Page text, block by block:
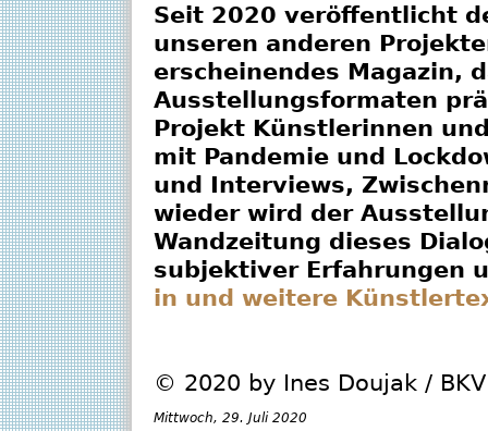
Seit 2020 veröffentlicht
unseren anderen
erscheinendes Magazin,
Ausstellungsformaten
Projekt Künstlerinnen
mit Pandemie und
und Interviews,
wieder wird der
Wandzeitung dieses
subjektiver Erfahrungen
in und weitere
© 2020 by Ines Doujak /
Mittwoch, 29. Juli 2020